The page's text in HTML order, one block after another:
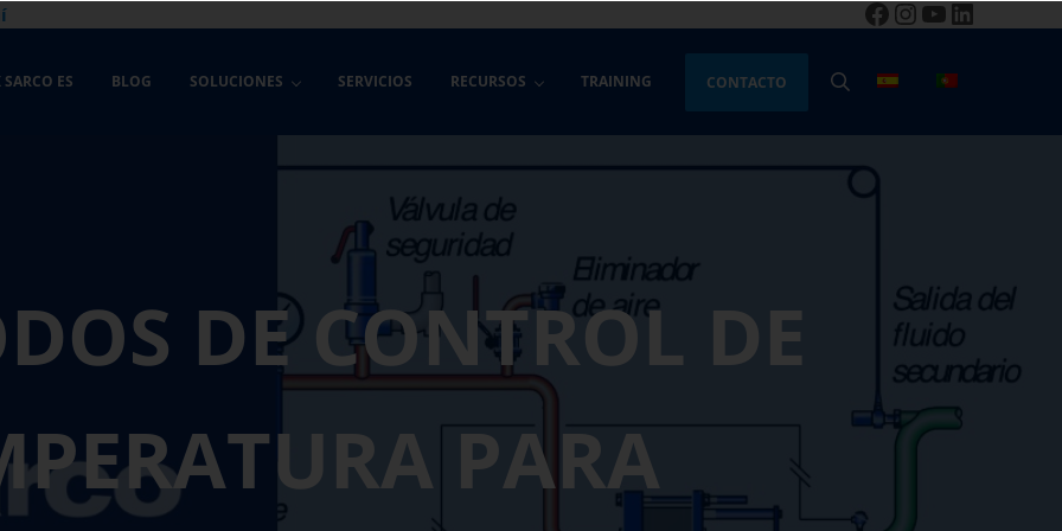
Facebook
Instagram
YouTube
LinkedIn
ES BLOG SOLUCIONES SERVICIOS RECURSOS TRAINING CONTACTO BUSCAR
DE CONTROL DE
PARA